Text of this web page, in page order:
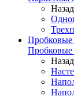
Назад
Назад